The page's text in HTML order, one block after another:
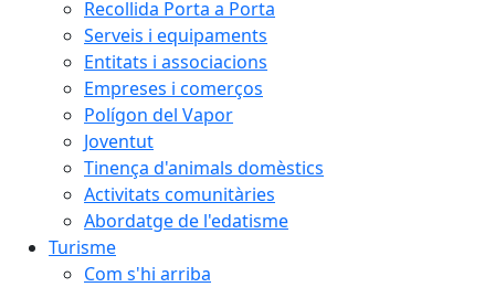
Recollida Porta a Porta
Serveis i equipaments
Entitats i associacions
Empreses i comerços
Polígon del Vapor
Joventut
Tinença d'animals domèstics
Activitats comunitàries
Abordatge de l'edatisme
Turisme
Com s'hi arriba